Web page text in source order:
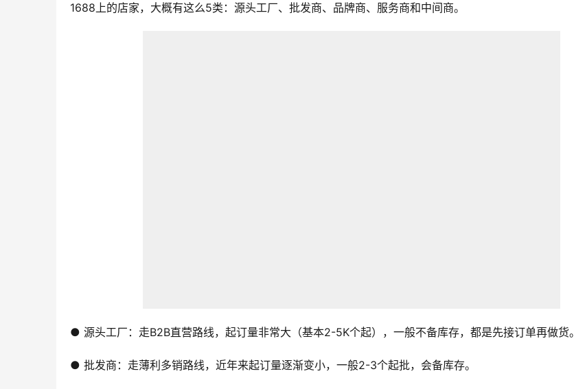
1688上的店家，大概有这么5类：源头工厂、批发商、品牌商、服务商和中间商。
● 源头工厂：走B2B直营路线，起订量非常大（基本2-5K个起），一般不备库存，都是先接订单再做货。
● 批发商：走薄利多销路线，近年来起订量逐渐变小，一般2-3个起批，会备库存。